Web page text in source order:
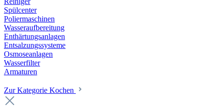
Spülcenter
Poliermaschinen
Wasseraufbereitung
Enthärtungsanlagen
Entsalzungssysteme
Osmoseanlagen
Wasserfilter
Armaturen
Zur Kategorie Kochen